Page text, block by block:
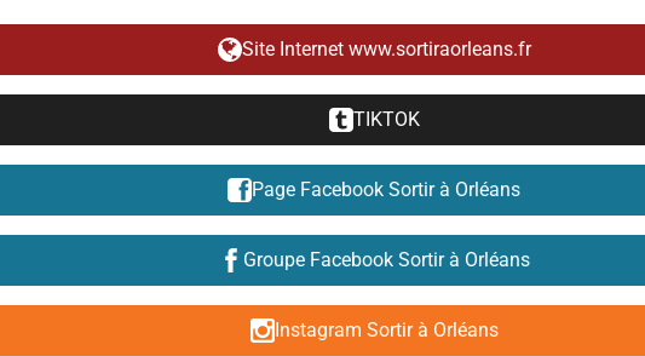
Site Internet www.sortiraorleans.fr
TIKTOK
Page Facebook Sortir à Orléans
Groupe Facebook Sortir à Orléans
Instagram Sortir à Orléans